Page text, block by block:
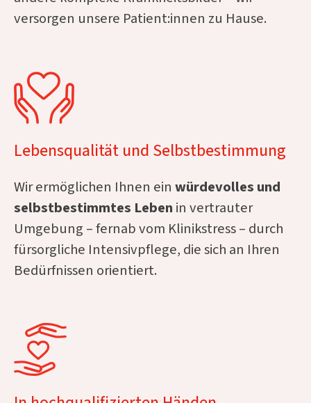
versorgen unsere Patient:innen zu Hause.
Lebensqualität und Selbstbestimmung
Wir ermöglichen Ihnen ein würdevolles und
selbstbestimmtes Leben in vertrauter
Umgebung – fernab vom Klinikstress – durch
fürsorgliche Intensivpflege, die sich an Ihren
Bedürfnissen orientiert.